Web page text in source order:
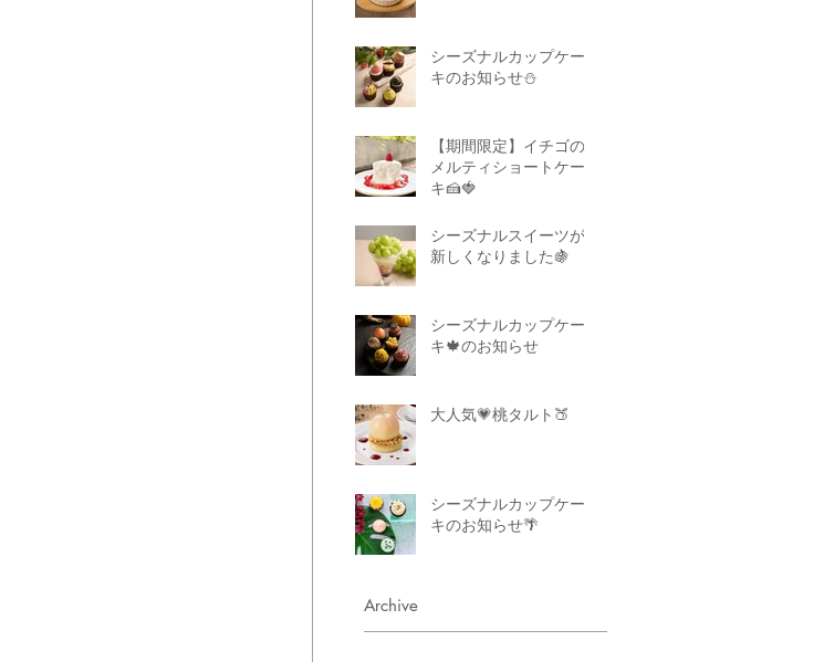
シーズナルカップケー
キのお知らせ⛄
【期間限定】イチゴの
メルティショートケー
キ🍰🍓
シーズナルスイーツが
新しくなりました🍇
シーズナルカップケー
キ🍁のお知らせ
大人気💗桃タルト🍑
シーズナルカップケー
キのお知らせ🌴
Archive